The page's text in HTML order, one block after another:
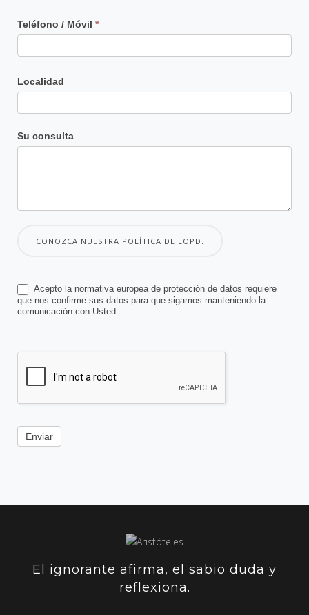
Teléfono / Móvil *
Localidad
Su consulta
CONOZCA NUESTRA POLÍTICA DE LOPD.
Acepto la normativa europea de protección de datos requiere
que nos confirme sus datos para que sigamos manteniendo la
comunicación con Usted.
Enviar
El ignorante afirma, el sabio duda y
reflexiona.